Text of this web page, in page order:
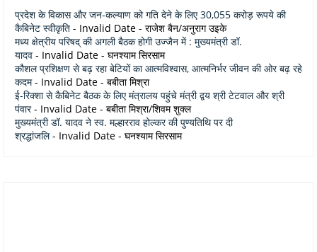
प्रदेश के विकास और जन-कल्याण को गति देने के लिए 30,055 करोड़ रूपये की
कैबिनेट स्वीकृति - Invalid Date - राजेश बैन/अनुराग उइके
मध्य क्षेत्रीय परिषद् की अगली बैठक होगी उज्जैन में : मुख्यमंत्री डॉ.
यादव - Invalid Date - घनश्याम सिरसाम
कौशल प्रशिक्षण से बढ़ रहा बेटियों का आत्मविश्वास, आत्मनिर्भर जीवन की ओर बढ़ रहे
कदम- Invalid Date - बबीता मिश्रा
ई-रिक्शा से कैबिनेट बैठक के लिए मंत्रालय पहुंचे मंत्री द्वय श्री टेटवाल और श्री
पंवार- Invalid Date - बबीता मिश्रा/शिवम शुक्ल
मुख्यमंत्री डॉ. यादव ने स्व. मल्हारराव होल्कर की पुण्यतिथि पर दी
श्रद्धांजलि- Invalid Date - घनश्याम सिरसाम